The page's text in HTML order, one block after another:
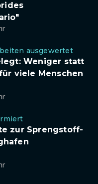
ausgewertet
Weniger statt
viele Menschen
zur Sprengstoff-